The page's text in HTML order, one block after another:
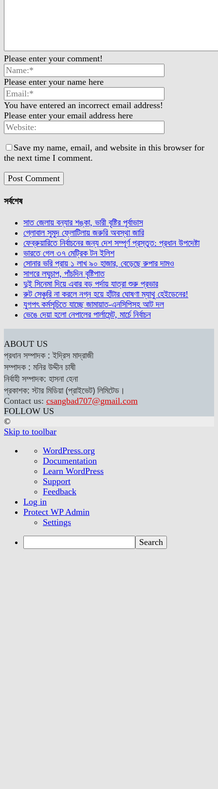
Please enter your comment!
Please enter your name here
You have entered an incorrect email address!
Please enter your email address here
Save my name, email, and website in this browser for
the next time I comment.
সর্বশেষ
সাত জেলায় বন্যার শঙ্কা, ভারী বৃষ্টির পূর্বাভাস
গ্লোবাল সুমুদ ফ্লোটিলায় জরুরি অবস্থা জারি
ফেব্রুয়ারিতে নির্বাচনের জন্য দেশ সম্পূর্ণ প্রস্তুত: প্রধান উপদেষ্টা
ভারতে গেল ৩৭ মেট্রিক টন ইলিশ
সোনার ভরি প্রায় ১ লাখ ৯০ হাজার, বেড়েছে রুপার দামও
সাগরে লঘুচাপ, পাঁচদিন বৃষ্টিপাত
দুই সিনেমা দিয়ে এবার বড় পর্দায় যাত্রা শুরু প্রভার
রুট সেঞ্চুরি না করলে নগ্ন হয়ে হাঁটার ঘোষণা ম্যাথু হেইডেনের!
যুগপৎ কর্মসূচিতে যাচ্ছে জামায়াত-এনসিপিসহ আট দল
ভেঙে দেয়া হলো নেপালের পার্লামেন্ট, মার্চে নির্বাচন
ABOUT US
প্রধান সম্পাদক : ইদ্রিস মাদ্রাজী
সম্পাদক : মনির উদ্দীন চাষী
নির্বাহী সম্পাদক: হাসনা হেনা
প্রকাশক: স্টার মিডিয়া (প্রাইভেট) লিমিটেড।
Contact us: csangbad707@gmail.com
FOLLOW US
©
Skip to toolbar
About
WordPress
WordPress.org
Documentation
Learn WordPress
Support
Feedback
Log in
Protect WP Admin
Settings
Search